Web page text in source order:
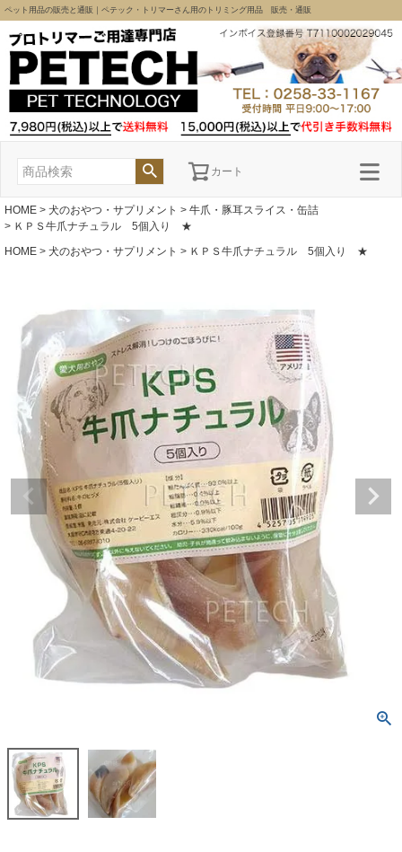
ペット用品の販売と通販｜ペテック・トリマーさん用のトリミング用品 販売・通販
カート
HOME 犬のおやつ・サプリメント
牛爪・豚耳スライス・缶詰
ＫＰＳ牛爪ナチュラル 5個入り ★
HOME
犬のおやつ・サプリメント ＫＰＳ牛爪ナチュラル 5個入り ★